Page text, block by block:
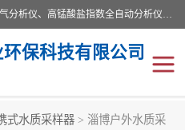
青岛路博环保公司主营：低浓度烟尘烟气分析仪、高锰酸盐指数全自动分析仪、便携式超声波明渠流量计、便携式水质采样器、恒温恒湿称重系统、手持式油烟检测仪等;是一家集环保科研、设计、生产、维护、销售和系统集成为一体的综合性高科技企业。路博人秉承"科学技术是第一生产力的重要理念，倡导环境友好型的生产、生活和消费方式。
保科技有限公司
式水质采样器 > 淄博户外水质采